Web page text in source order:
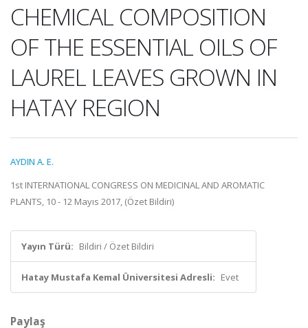
CHEMICAL COMPOSITION
OF THE ESSENTIAL OILS OF
LAUREL LEAVES GROWN IN
HATAY REGION
AYDIN A. E.
1st INTERNATIONAL CONGRESS ON MEDICINAL AND AROMATIC
PLANTS, 10 - 12 Mayıs 2017, (Özet Bildiri)
Yayın Türü: Bildiri / Özet Bildiri
Hatay Mustafa Kemal Üniversitesi Adresli: Evet
Paylaş